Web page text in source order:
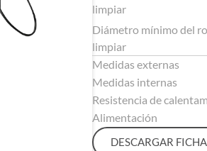
limpiar
Diámetro mínimo del
limpiar
Medidas externas
Medidas internas
Resistencia de
Alimentación
DESCARGAR